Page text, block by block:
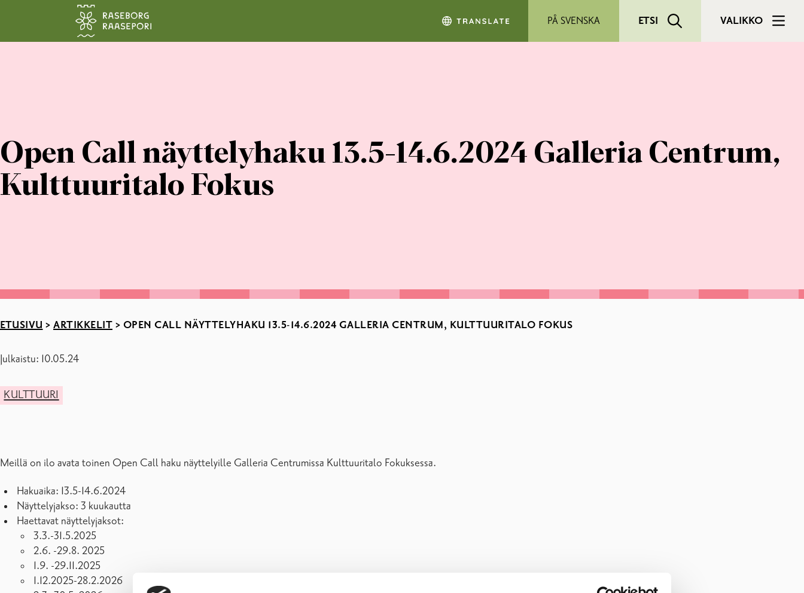
PÅ SVENSKA ETSI VALIKKO
Open Call näyttelyhaku 13.5-14.6.2024 Galleria Centrum,
Kulttuuritalo Fokus
ETUSIVU > ARTIKKELIT > OPEN CALL NÄYTTELYHAKU 13.5-14.6.2024 GALLERIA CENTRUM, KULTTUURITALO FOKUS
Julkaistu: 10.05.24
KULTTUURI
Meillä on ilo avata toinen Open Call haku näyttelyille Galleria Centrumissa Kulttuuritalo Fokuksessa.
Hakuaika: 13.5-14.6.2024
Näyttelyjakso: 3 kuukautta
Haettavat näyttelyjaksot:
3.3.-31.5.2025
2.6. -29.8. 2025
1.9. -29.11.2025
1.12.2025-28.2.2026